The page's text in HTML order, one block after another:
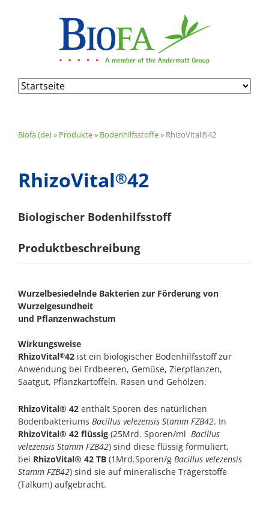
Navigation
überspringen
Biofa (de)» Produkte» Bodenhilfsstoffe» RhizoVital®42
RhizoVital®42
Biologischer Bodenhilfsstoff
Produktbeschreibung
Wurzelbesiedelnde Bakterien zur Förderung von
Wurzelgesundheit
und Pflanzenwachstum
Wirkungsweise
RhizoVital®42 ist ein biologischer Bodenhilfsstoff zur
Anwendung bei Erdbeeren, Gemüse, Zierpflanzen,
Saatgut, Pflanzkartoffeln, Rasen und Gehölzen.
RhizoVital® 42enthält Sporen des natürlichen
Bodenbakteriums Bacillus velezensis Stamm FZB42. In
RhizoVital® 42 flüssig(25Mrd. Sporen/ml Bacillus
velezensis Stamm FZB42) sind diese flüssig formuliert,
bei RhizoVital® 42 TB(1Mrd.Sporen/g Bacillus velezensis
Stamm FZB42) sind sie auf mineralische Trägerstoffe
(Talkum) aufgebracht.